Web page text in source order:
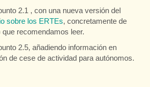
2.1 , con una nueva versión del
sobre los ERTEs, concretamente de
recomendamos leer.
2.5, añadiendo información en
de cese de actividad para autónomos.